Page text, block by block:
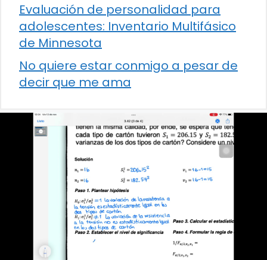
Evaluación de personalidad para
adolescentes: Inventario Multifásico
de Minnesota
No quiere estar conmigo a pesar de
decir que me ama